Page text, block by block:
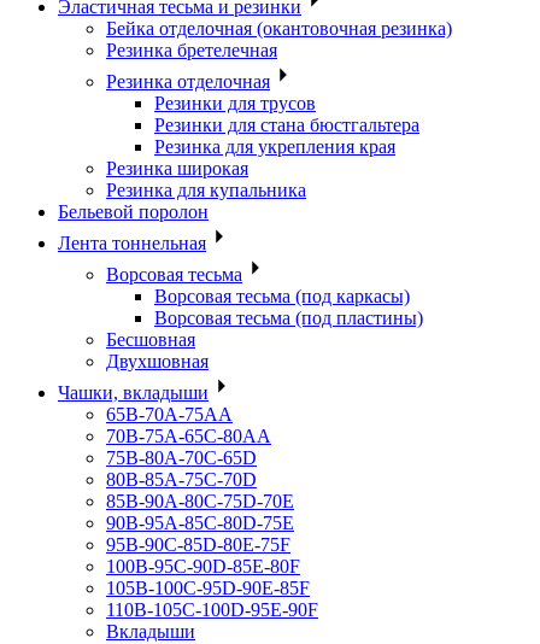
Эластичная тесьма и резинки
Бейка отделочная (окантовочная резинка)
Резинка бретелечная
Резинка отделочная
Резинки для трусов
Резинки для стана бюстгальтера
Резинка для укрепления края
Резинка широкая
Резинка для купальника
Бельевой поролон
Лента тоннельная
Ворсовая тесьма
Ворсовая тесьма (под каркасы)
Ворсовая тесьма (под пластины)
Бесшовная
Двухшовная
Чашки, вкладыши
65B-70A-75АА
70В-75А-65С-80АА
75В-80А-70С-65D
80В-85А-75С-70D
85В-90А-80С-75D-70E
90B-95A-85C-80D-75E
95B-90C-85D-80E-75F
100B-95C-90D-85E-80F
105B-100C-95D-90E-85F
110B-105C-100D-95E-90F
Вкладыши